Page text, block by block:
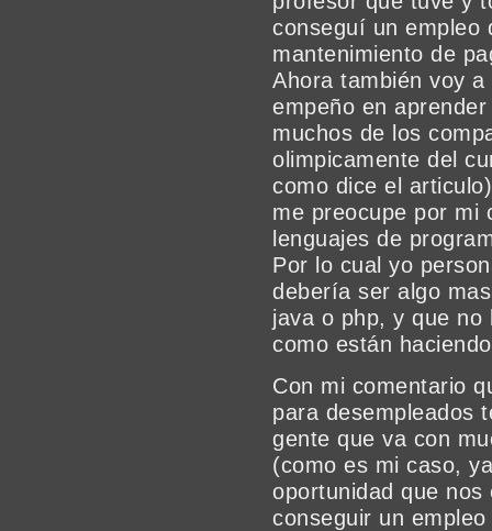
conseguí un empleo
mantenimiento de
Ahora también voy
empeño en
muchos de los
olimpicamente del
como dice el
me preocupe por mi
lenguajes de
Por lo cual yo
debería ser algo
java o php, y que no
como están
Con mi comentario
para desempleados
gente que va con
(como es mi caso,
oportunidad que
conseguir un